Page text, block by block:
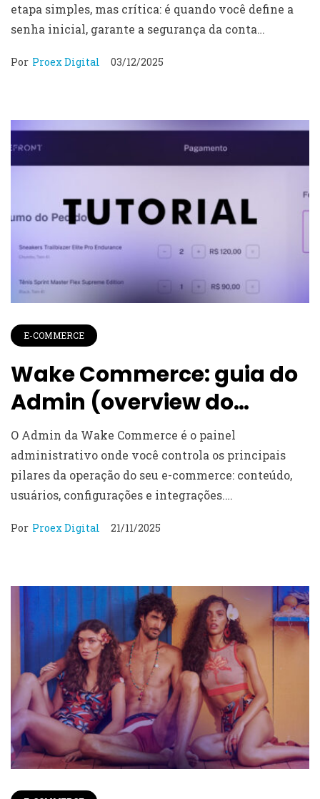
etapa simples, mas crítica: é quando você define a
senha inicial, garante a segurança da conta…
Por Proex Digital 03/12/2025
E-COMMERCE
Wake Commerce: guia do
Admin (overview do
painel)
O Admin da Wake Commerce é o painel
administrativo onde você controla os principais
pilares da operação do seu e-commerce: conteúdo,
usuários, configurações e integrações.…
Por Proex Digital 21/11/2025